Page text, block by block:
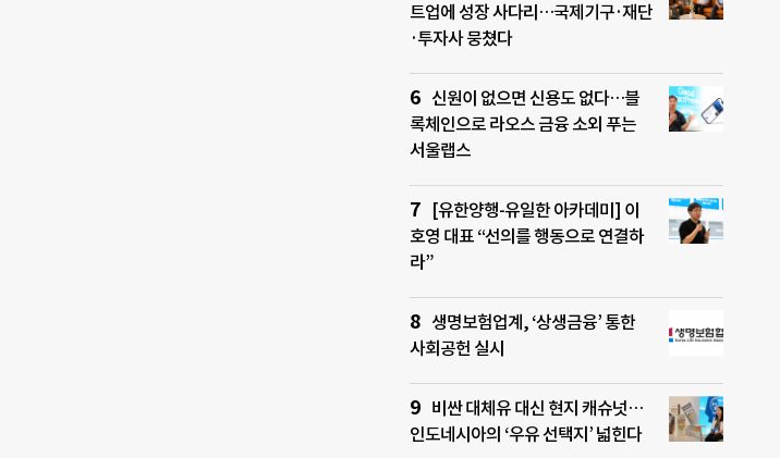
트업에 성장 사다리…국제기구·재단
·투자사 뭉쳤다
신원이 없으면 신용도 없다…블
록체인으로 라오스 금융 소외 푸는
서울랩스
[유한양행-유일한 아카데미] 이
호영 대표 “선의를 행동으로 연결하
라”
생명보험업계, ‘상생금융’ 통한
사회공헌 실시
비싼 대체유 대신 현지 캐슈넛…
인도네시아의 ‘우유 선택지’ 넓힌다